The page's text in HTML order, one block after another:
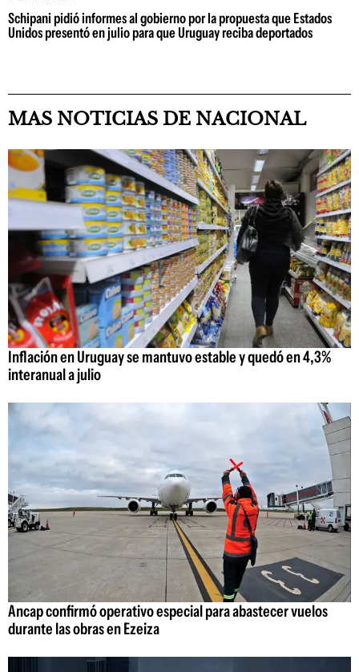
Schipani pidió informes al gobierno por la propuesta que Estados
Unidos presentó en julio para que Uruguay reciba deportados
MAS NOTICIAS DE NACIONAL
Inflación en Uruguay se mantuvo estable y quedó en 4,3%
interanual a julio
Ancap confirmó operativo especial para abastecer vuelos
durante las obras en Ezeiza